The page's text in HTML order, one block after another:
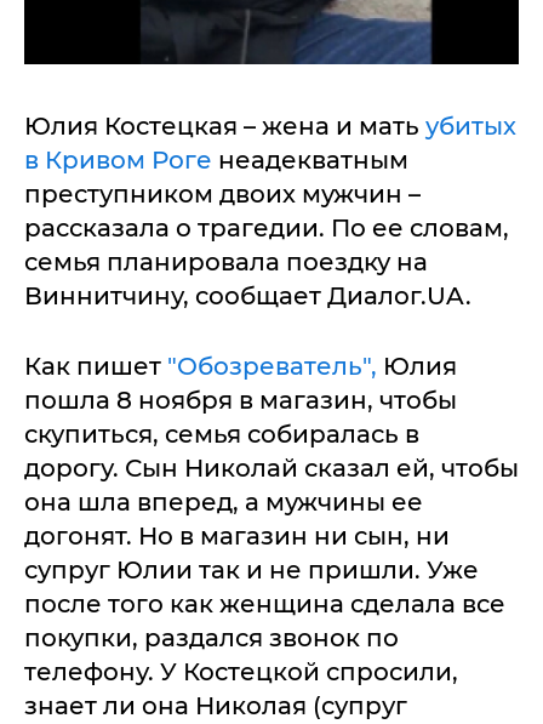
Юлия Костецкая – жена и мать убитых
в Кривом Роге неадекватным
преступником двоих мужчин –
рассказала о трагедии. По ее словам,
семья планировала поездку на
Виннитчину, сообщает Диалог.UA.
Как пишет "Обозреватель", Юлия
пошла 8 ноября в магазин, чтобы
скупиться, семья собиралась в
дорогу. Сын Николай сказал ей, чтобы
она шла вперед, а мужчины ее
догонят. Но в магазин ни сын, ни
супруг Юлии так и не пришли. Уже
после того как женщина сделала все
покупки, раздался звонок по
телефону. У Костецкой спросили,
знает ли она Николая (супруг